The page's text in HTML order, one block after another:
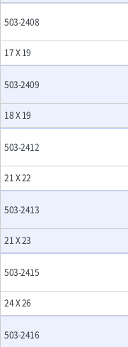
- LED충전식작업등
- 예초기
- 온수 히터
- 열선
- 정온선
VBW
WOODCRAFT
ZETA(PVC커터)
ZONE KING
나이텍스
디월트 인버터 발전기
아임삭
조란
협성
503-2408
17 X 19
503-2409
18 X 19
503-2412
21 X 22
503-2413
21 X 23
503-2415
24 X 26
503-2416